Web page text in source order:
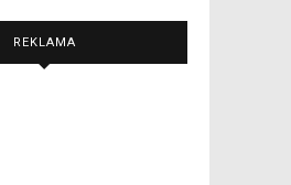
REKLAMA